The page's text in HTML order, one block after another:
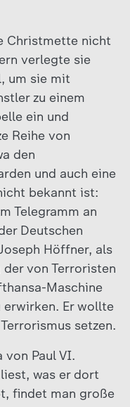
Christmette nicht
verlegte sie
um sie mit
zu einem
ein und
Reihe von
den
und auch eine
bekannt ist:
Telegramm an
Deutschen
Höffner, als
der von Terroristen
Maschine
erwirken. Er wollte
setzen.
von Paul VI.
was er dort
findet man große